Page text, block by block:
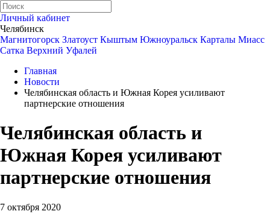
Личный кабинет
Челябинск
Магнитогорск Златоуст Кыштым Южноуральск Карталы Миасс
Сатка Верхний Уфалей
Главная
Новости
Челябинская область и Южная Корея усиливают
партнерские отношения
Челябинская область и
Южная Корея усиливают
партнерские отношения
7 октября 2020